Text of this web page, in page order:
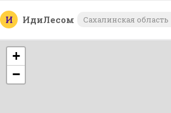
И ИдиЛесом Сахалинская область
+
−